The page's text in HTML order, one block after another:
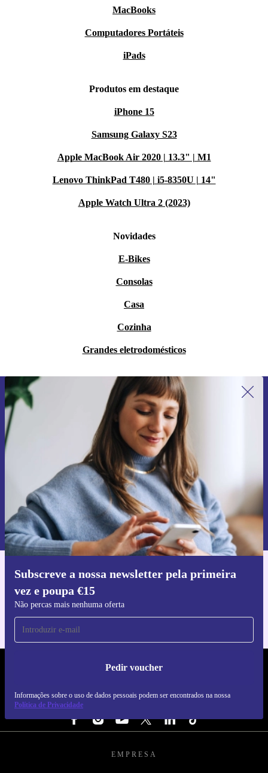
MacBooks
Computadores Portáteis
iPads
Produtos em destaque
iPhone 15
Samsung Galaxy S23
Apple MacBook Air 2020 | 13.3" | M1
Lenovo ThinkPad T480 | i5-8350U | 14"
Apple Watch Ultra 2 (2023)
Novidades
E-Bikes
Consolas
Casa
Cozinha
Grandes eletrodomésticos
Subscreve a nossa newsletter pela primeira
vez e poupa €15
Não percas mais nenhuma oferta
Pedir voucher
Informações sobre o uso de dados pessoais podem ser encontrados na nossa
Política de Privacidade
Subscreve a nossa newsletter pela
primeira vez e poupa 15€!
Não percas mais nenhuma oferta.
Pedir voucher
Informações sobre o uso de dados pessoais podem ser encontrados na
nossa
Política de Privacidade.
Faz o download da app refurbed
Para iOS e Android
REFURBED PORTUGAL - RETHINK NEW.
SEGUE-NOS
EMPRESA